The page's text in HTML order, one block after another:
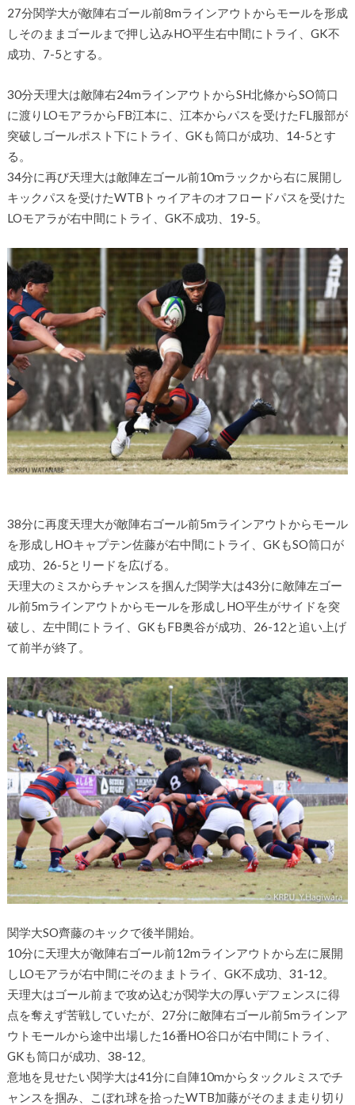
27分関学大が敵陣右ゴール前8mラインアウトからモールを形成
しそのままゴールまで押し込みHO平生右中間にトライ、GK不
成功、7-5とする。
30分天理大は敵陣右24mラインアウトからSH北條からSO筒口
に渡りLOモアラからFB江本に、江本からパスを受けたFL服部が
突破しゴールポスト下にトライ、GKも筒口が成功、14-5とす
る。
34分に再び天理大は敵陣左ゴール前10mラックから右に展開し
キックパスを受けたWTBトゥイアキのオフロードパスを受けた
LOモアラが右中間にトライ、GK不成功、19-5。
38分に再度天理大が敵陣右ゴール前5mラインアウトからモール
を形成しHOキャプテン佐藤が右中間にトライ、GKもSO筒口が
成功、26-5とリードを広げる。
天理大のミスからチャンスを掴んだ関学大は43分に敵陣左ゴー
ル前5mラインアウトからモールを形成しHO平生がサイドを突
破し、左中間にトライ、GKもFB奥谷が成功、26-12と追い上げ
て前半が終了。
関学大SO齊藤のキックで後半開始。
10分に天理大が敵陣右ゴール前12mラインアウトから左に展開
しLOモアラが右中間にそのままトライ、GK不成功、31-12。
天理大はゴール前まで攻め込むが関学大の厚いデフェンスに得
点を奪えず苦戦していたが、27分に敵陣右ゴール前5mラインア
ウトモールから途中出場した16番HO谷口が右中間にトライ、
GKも筒口が成功、38-12。
意地を見せたい関学大は41分に自陣10mからタックルミスでチ
ャンスを掴み、こぼれ球を拾ったWTB加藤がそのまま走り切り